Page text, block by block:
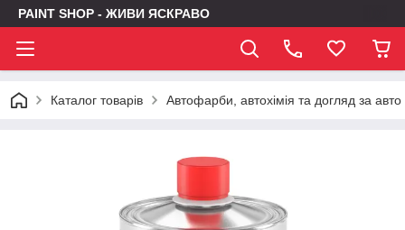
PAINT SHOP - ЖИВИ ЯСКРАВО
Каталог товарів Автофарби, автохімія та догляд за авто